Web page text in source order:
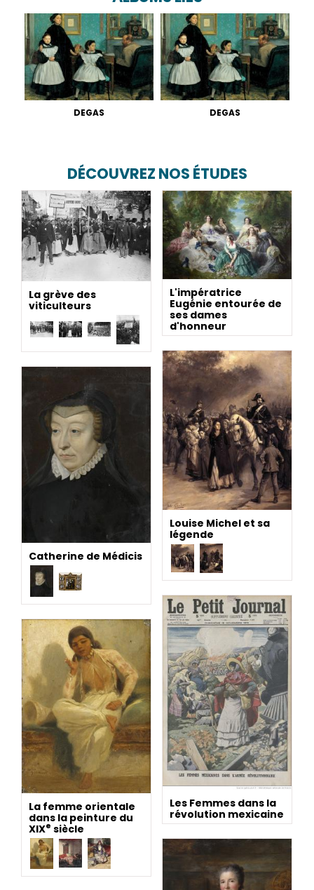
DEGAS DEGAS
DÉCOUVREZ NOS ÉTUDES
La grève des
viticulteurs
L'impératrice
Eugénie entourée de
ses dames
d'honneur
Louise Michel et sa
légende
Catherine de Médicis
Les Femmes dans la
révolution mexicaine
La femme orientale
dans la peinture du
XIXe siècle